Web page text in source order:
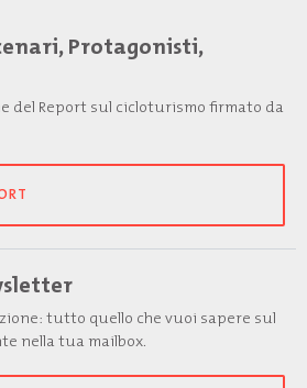
Protagonisti,
del Report sul cicloturismo firmato da
tutto quello che vuoi sapere sul
nella tua mailbox.